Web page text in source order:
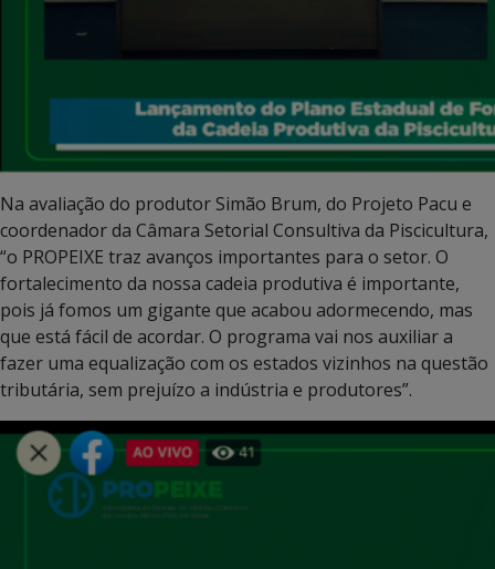
Na avaliação do produtor Simão Brum, do Projeto Pacu e
coordenador da Câmara Setorial Consultiva da Piscicultura,
“o PROPEIXE traz avanços importantes para o setor. O
fortalecimento da nossa cadeia produtiva é importante,
pois já fomos um gigante que acabou adormecendo, mas
que está fácil de acordar. O programa vai nos auxiliar a
fazer uma equalização com os estados vizinhos na questão
tributária, sem prejuízo a indústria e produtores”.